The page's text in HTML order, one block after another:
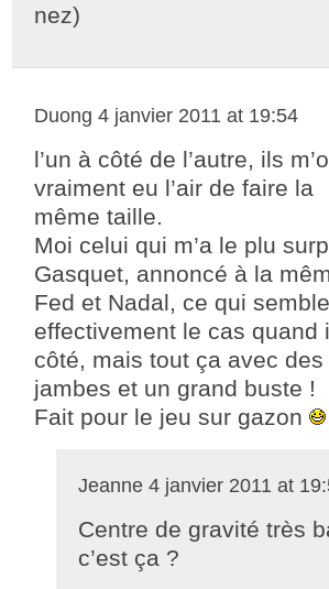
nez)
Duong 4 janvier 2011 at 19:54
l’un à côté de l’autre, ils
vraiment eu l’air de faire la
même taille.
Moi celui qui m’a le plu
Gasquet, annoncé à la
Fed et Nadal, ce qui semble
effectivement le cas quand
côté, mais tout ça avec
jambes et un grand buste !
Fait pour le jeu sur gazon
Jeanne 4 janvier 2011 at
Centre de gravité très
c’est ça ?